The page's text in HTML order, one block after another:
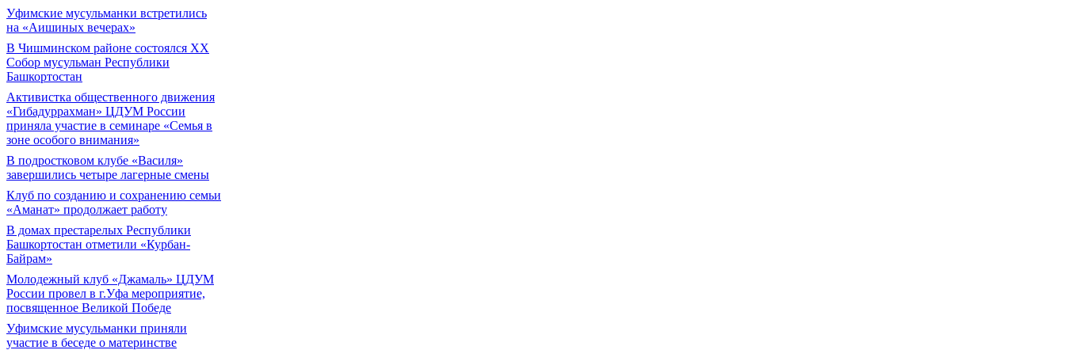
Уфимские мусульманки встретились
на «Аишиных вечерах»
В Чишминском районе состоялся XX
Собор мусульман Республики
Башкортостан
Активистка общественного движения
«Гибадуррахман» ЦДУМ России
приняла участие в семинаре «Семья в
зоне особого внимания»
В подростковом клубе «Василя»
завершились четыре лагерные смены
Клуб по созданию и сохранению семьи
«Аманат» продолжает работу
В домах престарелых Республики
Башкортостан отметили «Курбан-
Байрам»
Молодежный клуб «Джамаль» ЦДУМ
России провел в г.Уфа мероприятие,
посвященное Великой Победе
Уфимские мусульманки приняли
участие в беседе о материнстве